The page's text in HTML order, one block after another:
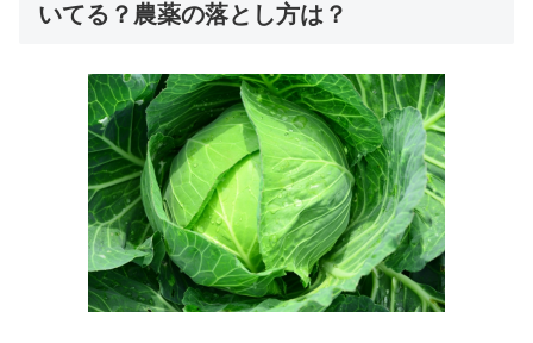
いてる？農薬の落とし方は？